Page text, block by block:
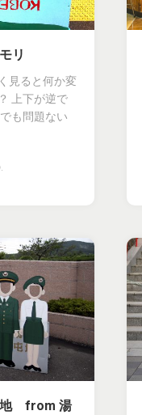
リ
見ると何か変
上下が逆で
も問題ない
地 from 湯